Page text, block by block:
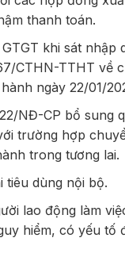
thanh toán.
khi sát nhập
CTHN-TTHT về
ngày 22/01/
NĐ-CP bổ sung
trường hợp
trong tương lai.
tiêu dùng nội bộ.
lao động làm
hiểm, có yếu tố